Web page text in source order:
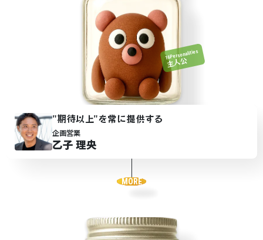
16Personalities
主人公
"期待以 上"を常に提供する
企画営業
乙子 理央
MORE